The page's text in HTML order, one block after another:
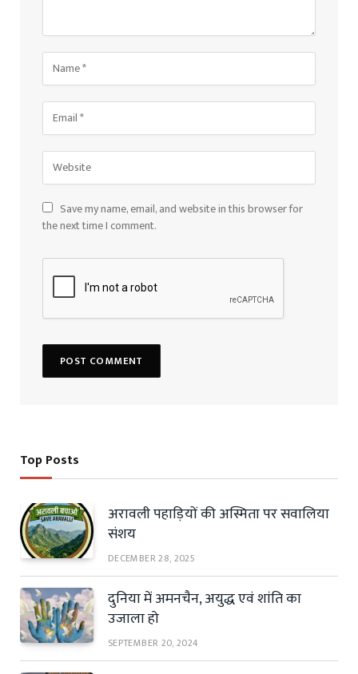
Save my name, email, and website in this browser for
the next time I comment.
Top Posts
अरावली पहाड़ियों की अस्मिता पर सवालिया
संशय
DECEMBER 28, 2025
दुनिया में अमनचैन, अयुद्ध एवं शांति का
उजाला हो
SEPTEMBER 20, 2024